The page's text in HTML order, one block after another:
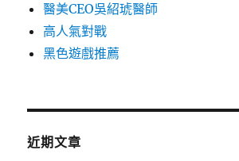
醫美CEO吳紹琥醫師
高人氣對戰
黑色遊戲推薦
近期文章